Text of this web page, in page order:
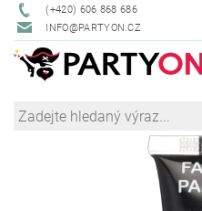
(+420) 606 868 686
INFO@PARTYON.CZ